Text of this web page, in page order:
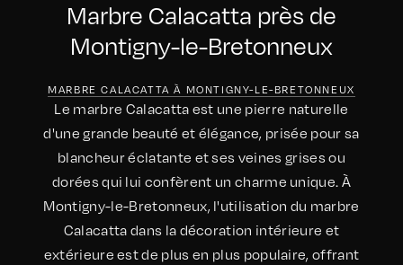
Marbre Calacatta près de
Montigny-le-Bretonneux
MARBRE CALACATTA À MONTIGNY-LE-BRETONNEUX
Le marbre Calacatta est une pierre naturelle
d'une grande beauté et élégance, prisée pour sa
blancheur éclatante et ses veines grises ou
dorées qui lui confèrent un charme unique. À
Montigny-le-Bretonneux, l'utilisation du marbre
Calacatta dans la décoration intérieure et
extérieure est de plus en plus populaire, offrant